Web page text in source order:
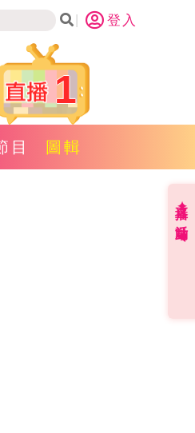
登入
1
目 圖輯
直播✦活動